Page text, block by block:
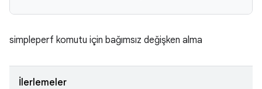
simpleperf komutu için bağımsız değişken alma
İlerlemeler